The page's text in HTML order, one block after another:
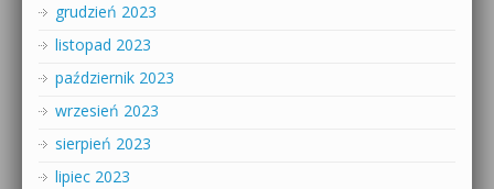
grudzień 2023
listopad 2023
październik 2023
wrzesień 2023
sierpień 2023
lipiec 2023